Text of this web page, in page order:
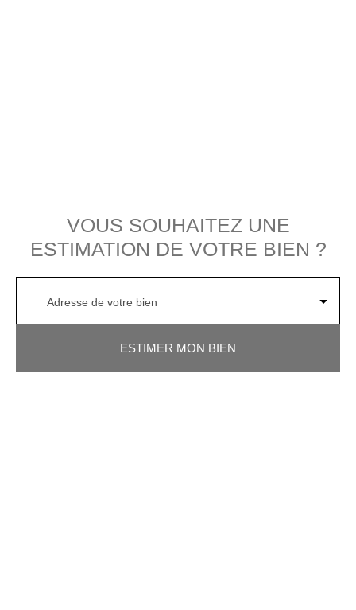
VOUS SOUHAITEZ UNE
ESTIMATION DE VOTRE BIEN ?
Adresse de votre bien
ESTIMER MON BIEN